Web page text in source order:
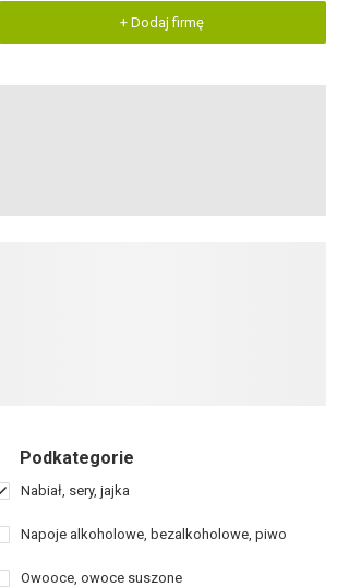
+ Dodaj firmę
Podkategorie
Nabiał, sery, jajka
Napoje alkoholowe, bezalkoholowe, piwo
Owooce, owoce suszone